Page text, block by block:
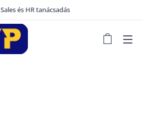
Sales és HR tanácsadás